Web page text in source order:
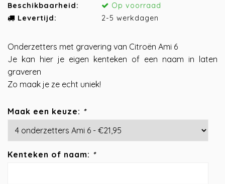
Beschikbaarheid:
Op voorraad
Levertijd:
2-5 werkdagen
Onderzetters met gravering van Citroën Ami 6
Je kan hier je eigen kenteken of een naam in laten
graveren
Zo maak je ze echt uniek!
Maak een keuze: *
Kenteken of naam: *